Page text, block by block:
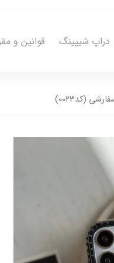
دراپ شیپینگ قوانین و
(کد0023)